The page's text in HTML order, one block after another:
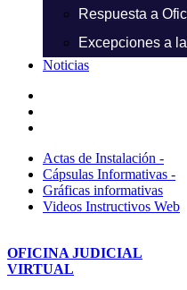
Respuesta a
Excepciones a
Noticias
Actas de Instalación -
Cápsulas Informativas -
Gráficas informativas
Videos Instructivos Web
OFICINA JUDICIAL
VIRTUAL